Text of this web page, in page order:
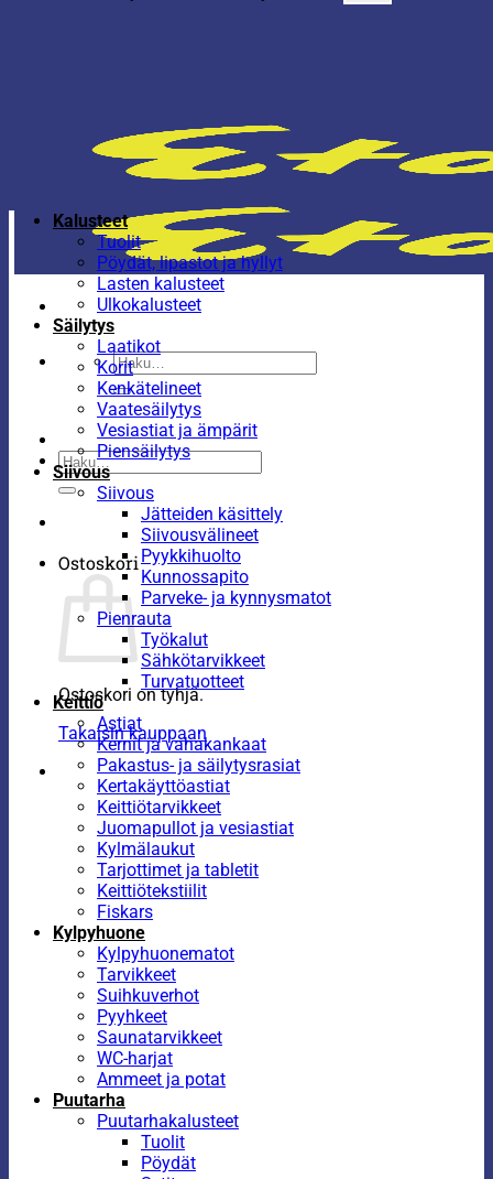
Etsi:
Etsi:
Ostoskori
Ostoskori on tyhjä.
Takaisin kauppaan
Kalusteet
Tuolit
Pöydät, lipastot ja hyllyt
Lasten kalusteet
Ulkokalusteet
Säilytys
Laatikot
Korit
Kenkätelineet
Vaatesäilytys
Vesiastiat ja ämpärit
Piensäilytys
Siivous
Siivous
Jätteiden käsittely
Siivousvälineet
Pyykkihuolto
Kunnossapito
Parveke- ja kynnysmatot
Pienrauta
Työkalut
Sähkötarvikkeet
Turvatuotteet
Keittiö
Astiat
Kernit ja vahakankaat
Pakastus- ja säilytysrasiat
Kertakäyttöastiat
Keittiötarvikkeet
Juomapullot ja vesiastiat
Kylmälaukut
Tarjottimet ja tabletit
Keittiötekstiilit
Fiskars
Kylpyhuone
Kylpyhuonematot
Tarvikkeet
Suihkuverhot
Pyyhkeet
Saunatarvikkeet
WC-harjat
Ammeet ja potat
Puutarha
Puutarhakalusteet
Tuolit
Pöydät